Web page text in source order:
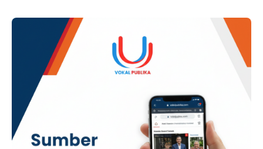
publik, membersihkan sampah, merapikan tanah yang
menumpuk, serta memotong rumput liar. …